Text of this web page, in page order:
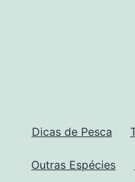
Dicas de Pesca
Outras Espécies